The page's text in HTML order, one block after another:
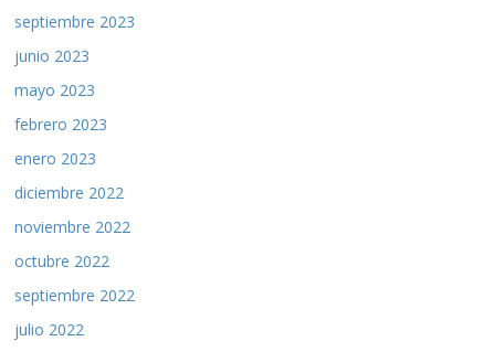
septiembre 2023
junio 2023
mayo 2023
febrero 2023
enero 2023
diciembre 2022
noviembre 2022
octubre 2022
septiembre 2022
julio 2022